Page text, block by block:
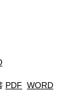
PDF WORD